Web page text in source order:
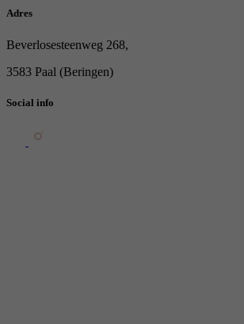
Adres
Beverlosesteenweg 268,
3583 Paal (Beringen)
Social info